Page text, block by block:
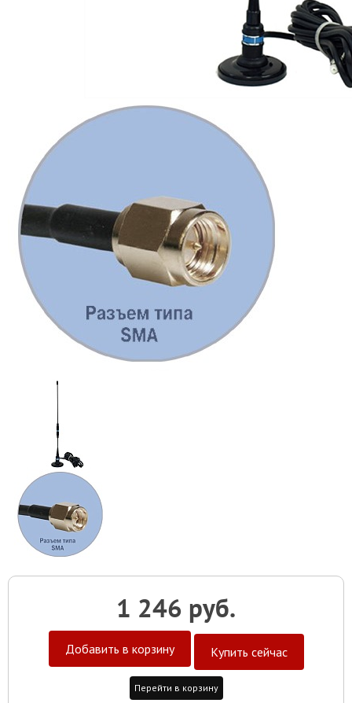
1 246 руб.
Добавить в корзину Купить сейчас
Перейти в корзину